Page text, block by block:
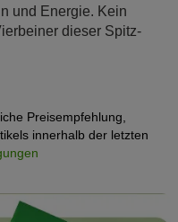
und Energie. Kein
dieser Spitz-
Preisempfehlung,
innerhalb der letzten